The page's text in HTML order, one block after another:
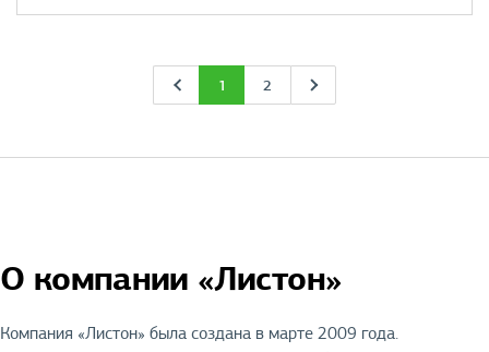
1 2
О компании «Листон»
Компания «Листон» была создана в марте 2009 года.